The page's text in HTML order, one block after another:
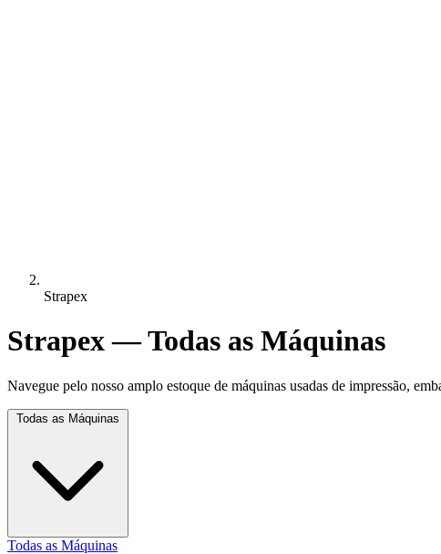
Strapex
Strapex — Todas as Máquinas
Navegue pelo nosso amplo estoque de máquinas usadas de impressão,
Todas as Máquinas
Todas as Máquinas